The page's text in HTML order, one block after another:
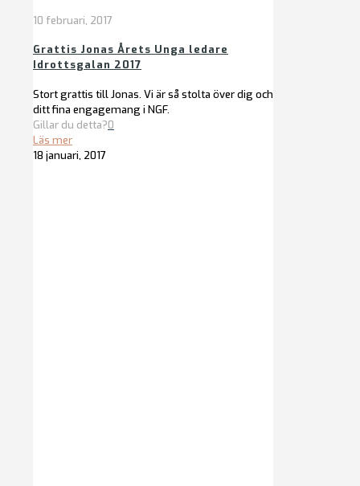
10 februari, 2017
Grattis Jonas Årets Unga ledare
Idrottsgalan 2017
Stort grattis till Jonas. Vi är så stolta över dig och
ditt fina engagemang i NGF.
Gillar du detta?0
Läs mer
18 januari, 2017